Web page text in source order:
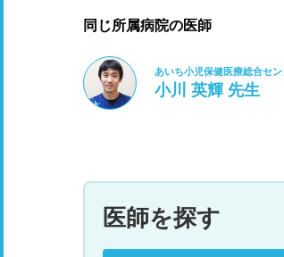
同じ所属病院の医師
あいち小児保健医療総合セ
小川 英輝 先生
医師を探す